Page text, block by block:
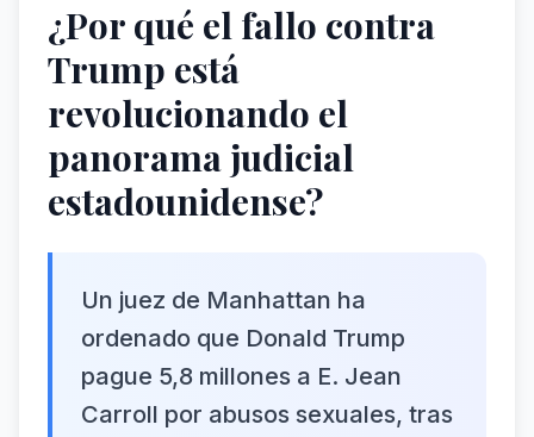
¿Por qué el fallo contra
Trump está
revolucionando el
panorama judicial
estadounidense?
Un juez de Manhattan ha
ordenado que Donald Trump
pague 5,8 millones a E. Jean
Carroll por abusos sexuales, tras